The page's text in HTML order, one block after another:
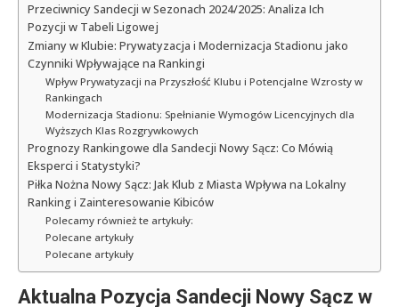
Przeciwnicy Sandecji w Sezonach 2024/2025: Analiza Ich
Pozycji w Tabeli Ligowej
Zmiany w Klubie: Prywatyzacja i Modernizacja Stadionu jako
Czynniki Wpływające na Rankingi
Wpływ Prywatyzacji na Przyszłość Klubu i Potencjalne Wzrosty w
Rankingach
Modernizacja Stadionu: Spełnianie Wymogów Licencyjnych dla
Wyższych Klas Rozgrywkowych
Prognozy Rankingowe dla Sandecji Nowy Sącz: Co Mówią
Eksperci i Statystyki?
Piłka Nożna Nowy Sącz: Jak Klub z Miasta Wpływa na Lokalny
Ranking i Zainteresowanie Kibiców
Polecamy również te artykuły:
Polecane artykuły
Polecane artykuły
Aktualna Pozycja Sandecji Nowy Sącz w